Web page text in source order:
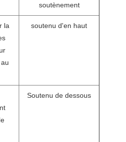
soutènement
la
soutenu d'en haut
Soutenu de dessous